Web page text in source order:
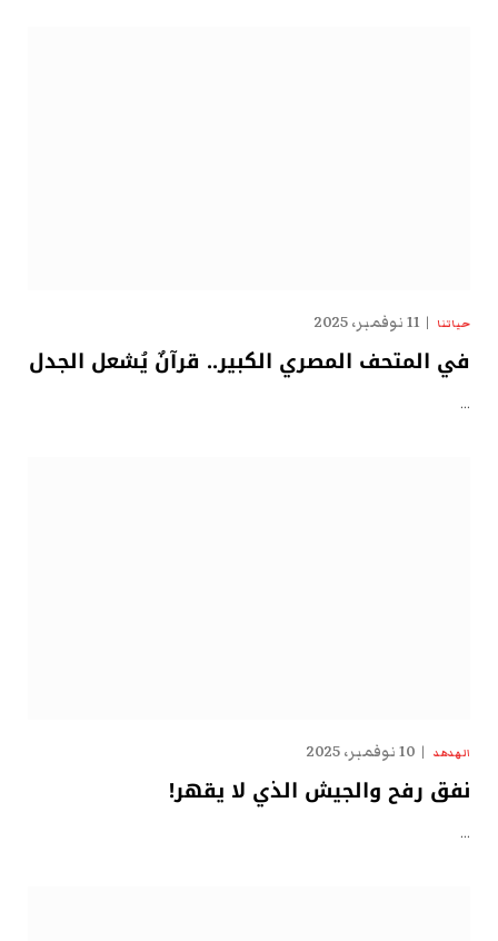
حياتنا 11 نوفمبر، 2025
في المتحف المصري الكبير.. قرآنٌ يُشعل الجدل
…
الهدهد 10 نوفمبر، 2025
نفق رفح والجيش الذي لا يقهر!
…